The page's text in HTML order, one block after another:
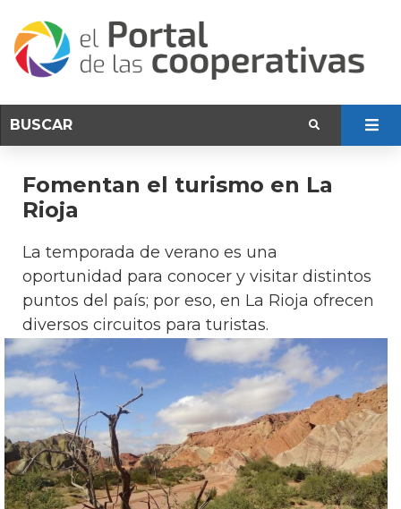
Fomentan el turismo en La
Rioja
La temporada de verano es una
oportunidad para conocer y visitar distintos
puntos del país; por eso, en La Rioja ofrecen
diversos circuitos para turistas.